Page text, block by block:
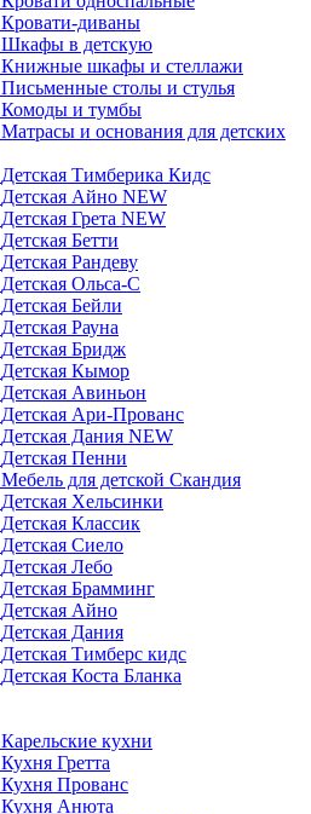
Кровати-диваны
Шкафы в детскую
Книжные шкафы и стеллажи
Письменные столы и стулья
Комоды и тумбы
Матрасы и основания для детских
Детская Тимберика Кидс
Детская Айно NEW
Детская Грета NEW
Детская Бетти
Детская Рандеву
Детская Ольса-С
Детская Бейли
Детская Рауна
Детская Бридж
Детская Кымор
Детская Авиньон
Детская Ари-Прованс
Детская Дания NEW
Детская Пенни
Мебель для детской Скандия
Детская Хельсинки
Детская Классик
Детская Сиело
Детская Лебо
Детская Брамминг
Детская Айно
Детская Дания
Детская Тимберс кидс
Детская Коста Бланка
Карельские кухни
Кухня Гретта
Кухня Прованс
Кухня Анюта